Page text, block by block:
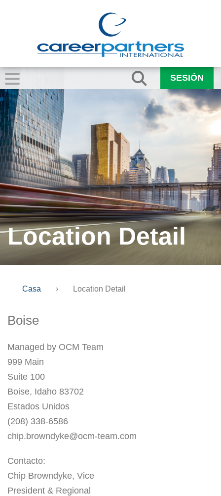
SESIÓN
Location Detail
Casa › Location Detail
Boise
Managed by OCM Team
999 Main
Suite 100
Boise, Idaho 83702
Estados Unidos
(208) 338-6586
chip.browndyke@ocm-team.com
Contacto:
Chip Browndyke, Vice
President & Regional